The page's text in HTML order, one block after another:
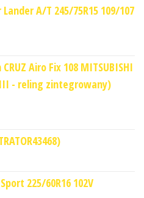
A/T 245/75R15 109/107
Airo Fix 108 MITSUBISHI
- reling zintegrowany)
225/60R16 102V